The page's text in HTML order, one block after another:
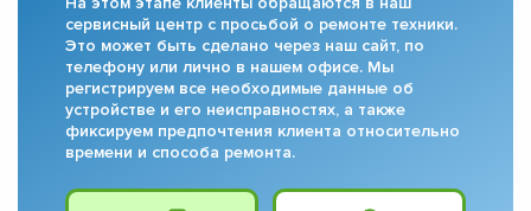
сервисный центр с просьбой о ремонте техники.
Это может быть сделано через наш сайт, по
телефону или лично в нашем офисе. Мы
регистрируем все необходимые данные об
устройстве и его неисправностях, а также
фиксируем предпочтения клиента относительно
времени и способа ремонта.